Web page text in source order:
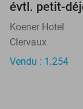
évtl. petit-
Koener Hotel
Clervaux
Vendu : 1.254